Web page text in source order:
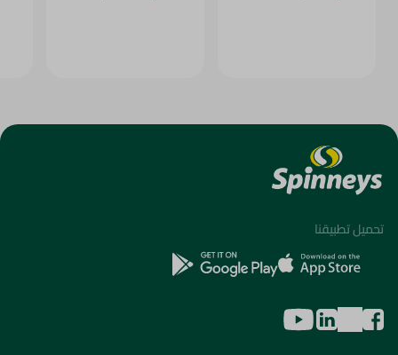
تحميل تطبيقنا